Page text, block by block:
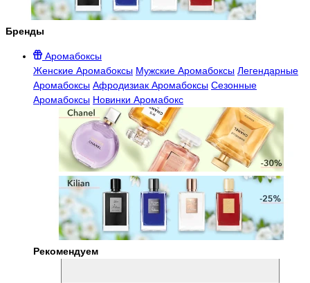
Бренды
Аромабоксы
Женские Аромабоксы Мужские Аромабоксы Легендарные
Аромабоксы Афродизиак Аромабоксы Сезонные
Аромабоксы Новинки Аромабокс
Рекомендуем